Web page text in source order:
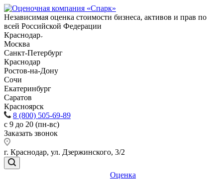
Независимая оценка стоимости бизнеса, активов и прав по
всей Российской Федерации
Краснодар
Москва
Санкт-Петербург
Краснодар
Ростов-на-Дону
Сочи
Екатеринбург
Саратов
Красноярск
8 (800) 505-69-89
с 9 до 20 (пн-вс)
Заказать звонок
г. Краснодар, ул. Дзержинского, 3/2
Оценка